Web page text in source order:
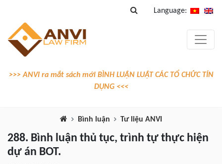
Language:
>>> ANVI ra mắt sách mới BÌNH LUẬN LUẬT CÁC TỔ CHỨC TÍN
DỤNG <<<
Bình luận Tư liệu ANVI
288. Bình luận thủ tục, trình tự thực hiện
dự án BOT.